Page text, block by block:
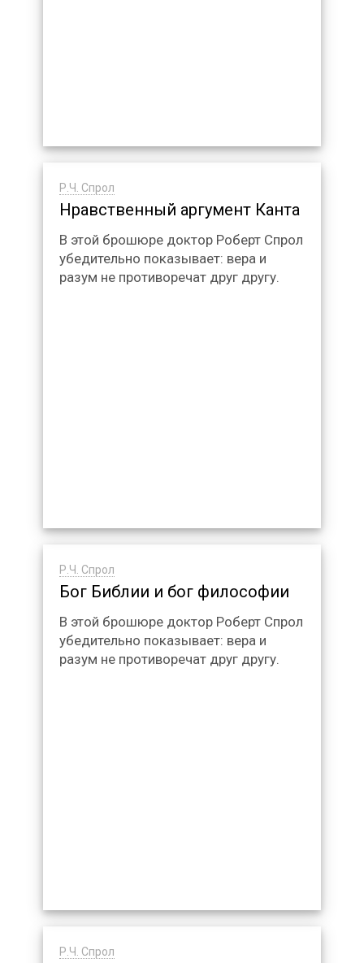
Р.Ч. Спрол
Нравственный аргумент Канта
В этой брошюре доктор Роберт Спрол
убедительно показывает: вера и
разум не противоречат друг другу.
Р.Ч. Спрол
Бог Библии и бог философии
В этой брошюре доктор Роберт Спрол
убедительно показывает: вера и
разум не противоречат друг другу.
Р.Ч. Спрол